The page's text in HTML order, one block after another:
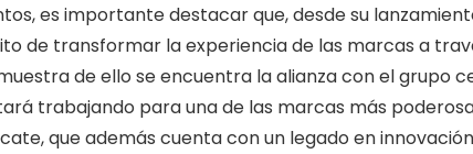
es importante destacar que, desde su
de transformar la experiencia de las marcas a
de ello se encuentra la alianza con el grupo
trabajando para una de las marcas más
que además cuenta con un legado en